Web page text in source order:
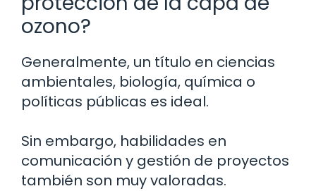
ozono?
Generalmente, un título en ciencias
ambientales, biología, química o
políticas públicas es ideal.
Sin embargo, habilidades en
comunicación y gestión de proyectos
también son muy valoradas.